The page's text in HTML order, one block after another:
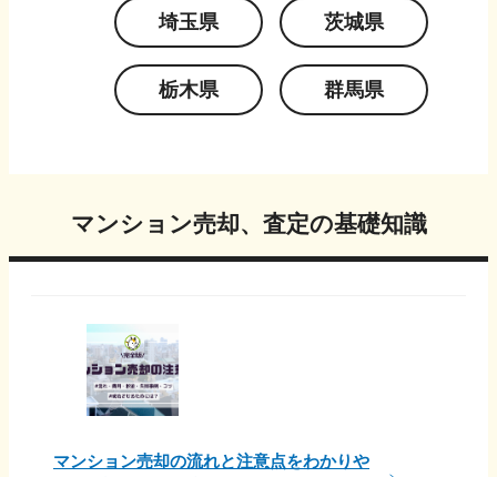
埼玉県 茨城県
栃木県 群馬県
マンション売却、査定の基礎知識
マンション売却の流れと注意点をわかりや